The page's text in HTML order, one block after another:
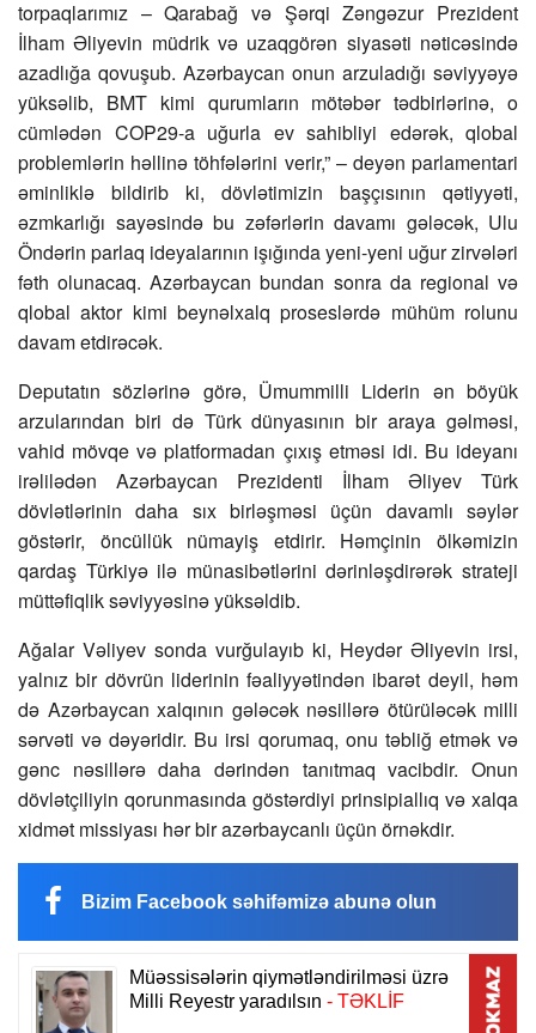
torpaqlarımız – Qarabağ və Şərqi Zəngəzur Prezident
İlham Əliyevin müdrik və uzaqgörən siyasəti nəticəsində
azadlığa qovuşub. Azərbaycan onun arzuladığı səviyyəyə
yüksəlib, BMT kimi qurumların mötəbər tədbirlərinə, o
cümlədən COP29-a uğurla ev sahibliyi edərək, qlobal
problemlərin həllinə töhfələrini verir,” – deyən parlamentari
əminliklə bildirib ki, dövlətimizin başçısının qətiyyəti,
əzmkarlığı sayəsində bu zəfərlərin davamı gələcək, Ulu
Öndərin parlaq ideyalarının işığında yeni-yeni uğur zirvələri
fəth olunacaq. Azərbaycan bundan sonra da regional və
qlobal aktor kimi beynəlxalq proseslərdə mühüm rolunu
davam etdirəcək.
Deputatın sözlərinə görə, Ümummilli Liderin ən böyük
arzularından biri də Türk dünyasının bir araya gəlməsi,
vahid mövqe və platformadan çıxış etməsi idi. Bu ideyanı
irəlilədən Azərbaycan Prezidenti İlham Əliyev Türk
dövlətlərinin daha sıx birləşməsi üçün davamlı səylər
göstərir, öncüllük nümayiş etdirir. Həmçinin ölkəmizin
qardaş Türkiyə ilə münasibətlərini dərinləşdirərək strateji
müttəfiqlik səviyyəsinə yüksəldib.
Ağalar Vəliyev sonda vurğulayıb ki, Heydər Əliyevin irsi,
yalnız bir dövrün liderinin fəaliyyətindən ibarət deyil, həm
də Azərbaycan xalqının gələcək nəsillərə ötürüləcək milli
sərvəti və dəyəridir. Bu irsi qorumaq, onu təbliğ etmək və
gənc nəsillərə daha dərindən tanıtmaq vacibdir. Onun
dövlətçiliyin qorunmasında göstərdiyi prinsipiallıq və xalqa
xidmət missiyası hər bir azərbaycanlı üçün örnəkdir.
Bizim Facebook səhifəmizə abunə olun